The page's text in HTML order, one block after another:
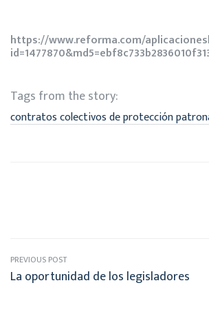
https://www.reforma.com/
Tags from the story:
contratos colectivos de protección
PREVIOUS POST
La oportunidad de los legisladores